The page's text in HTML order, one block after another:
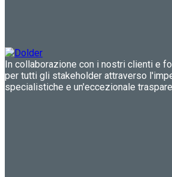
In collaborazione con i nostri clienti e
per tutti gli stakeholder attraverso
specialistiche e un'eccezionale